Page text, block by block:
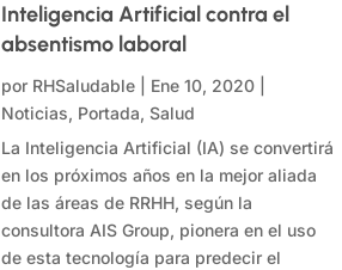
Inteligencia Artificial contra el
absentismo laboral
por RHSaludable| Ene 10, 2020|
Noticias, Portada, Salud
La Inteligencia Artificial (IA) se convertirá
en los próximos años en la mejor aliada
de las áreas de RRHH, según la
consultora AIS Group, pionera en el uso
de esta tecnología para predecir el